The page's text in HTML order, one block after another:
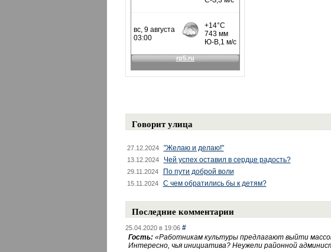
Говорит улица
27.12.2024 "Желаю и делаю!"
13.12.2024 Чей успех оставил в сердце радость?
29.11.2024 По пути доброй воли
15.11.2024 С чем обратились бы к детям?
Последние комментарии
25.04.2020 в 19:06 #
Гость: «Работникам культуры предлагают выйти
Интересно, чья инициатива? Неужели районной